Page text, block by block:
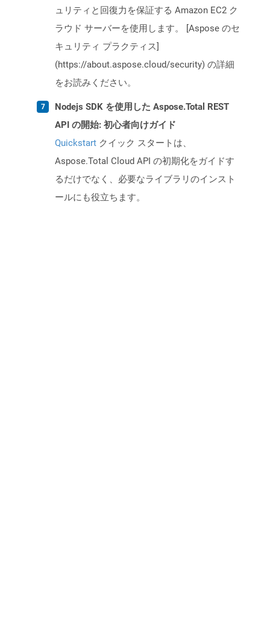
ュリティと回復力を保証する Amazon EC2 ク
ラウド サーバーを使用します。 [Aspose のセ
キュリティ プラクティス]
(https://about.aspose.cloud/security) の詳細
をお読みください。
Nodejs SDK を使用した Aspose.Total REST
API の開始: 初心者向けガイド
Quickstart クイック スタートは、
Aspose.Total Cloud API の初期化をガイドす
るだけでなく、必要なライブラリのインスト
ールにも役立ちます。